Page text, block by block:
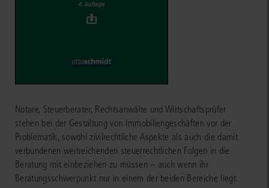
Notare, Steuerberater, Rechtsanwälte und Wirtschaftsprüfer
stehen bei der Gestaltung von Immobiliengeschäften vor der
Problematik, sowohl zivilrechtliche Aspekte als auch die damit
verbundenen weitreichenden steuerrechtlichen Folgen in die
Beratung mit einbeziehen zu müssen – auch wenn ihr
Beratungsschwerpunkt nur in einem der beiden Bereiche liegt.